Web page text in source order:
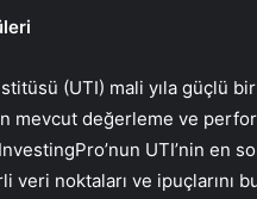
(UTI) mali yıla güçlü
mevcut değerleme ve
UTI’nin en
veri noktaları ve ipuçlarını